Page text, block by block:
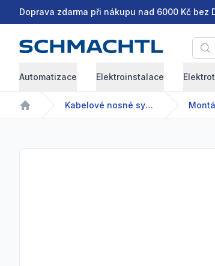
Doprava zdarma při nákupu nad 6000 Kč bez
Automatizace Elektroinstalace
Home
Kabelové nosné systémy